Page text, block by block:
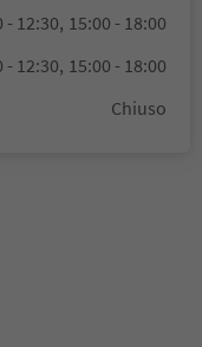
- 12:30, 15:00 - 18:00
- 12:30, 15:00 - 18:00
Chiuso